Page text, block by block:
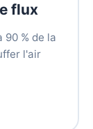
flux
90 % de la
l'air